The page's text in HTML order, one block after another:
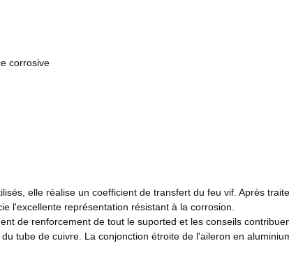
corrosive
elle réalise un coefficient de transfert du feu vif. Après
l'excellente représentation résistant à la corrosion.
de renforcement de tout le suported et les conseils
tube de cuivre. La conjonction étroite de l'aileron en